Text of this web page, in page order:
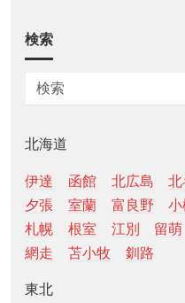
検索
北海道
伊達 函館 北広島 北
夕張
室蘭 富良野 小
札幌
根室 江別 留萌
網走
苫小牧 釧路
東北